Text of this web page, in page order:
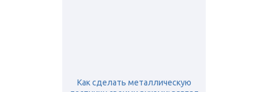
Как сделать металлическую